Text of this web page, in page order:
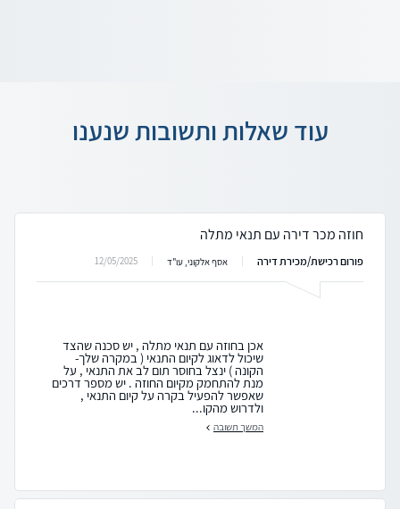
עוד שאלות ותשובות שנענו
חוזה מכר דירה עם תנאי מתלה
פורום רכישת/מכירת דירה אסף אלקוני, עו"ד 12/05/2025
אכן בחוזה עם תנאי מתלה , יש סכנה שהצד
שיכול לדאוג לקיום התנאי ( במקרה שלך-
הקונה ) ינצל בחוסר תום לב את התנאי , על
מנת להתחמק מקיום החוזה . יש מספר דרכים
שאפשר להפעיל בקרה על קיום התנאי ,
ולדרוש מהקו...
המשך תשובה